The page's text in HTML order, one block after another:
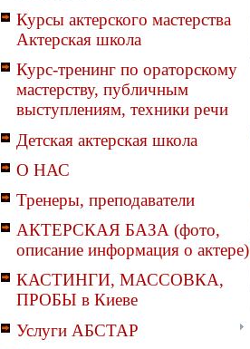
Курсы актерского мастерства
Актерская школа
Курс-тренинг по ораторскому
мастерству, публичным
выступлениям, техники речи
Детская актерская школа
О НАС
Тренеры, преподаватели
АКТЕРСКАЯ БАЗА (фото,
описание информация о актере)
КАСТИНГИ, МАССОВКА,
ПРОБЫ в Киеве
Услуги АБСТАР